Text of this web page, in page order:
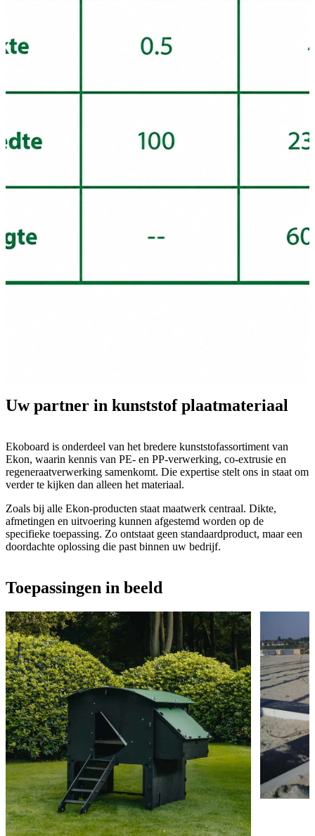
Uw partner in kunststof plaatmateriaal
Ekoboard is onderdeel van het bredere kunststofassortiment van
Ekon, waarin kennis van PE- en PP-verwerking, co-extrusie en
regeneraatverwerking samenkomt. Die expertise stelt ons in staat om
verder te kijken dan alleen het materiaal.
Zoals bij alle Ekon-producten staat maatwerk centraal. Dikte,
afmetingen en uitvoering kunnen afgestemd worden op de
specifieke toepassing. Zo ontstaat geen standaardproduct, maar een
doordachte oplossing die past binnen uw bedrijf.
Toepassingen in beeld